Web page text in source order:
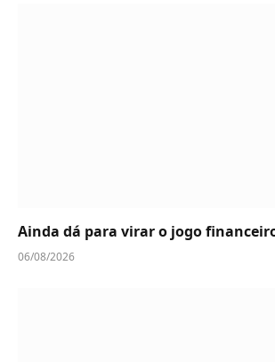
Ainda dá para virar o jogo
06/08/2026